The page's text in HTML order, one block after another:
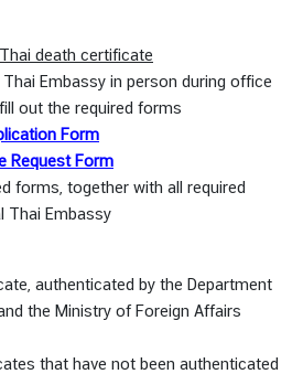
death certificate
Embassy in person during office
out the required forms
Form
Request Form
forms, together with all required
Thai Embassy
authenticated by the Department
the Ministry of Foreign Affairs
that have not been authenticated